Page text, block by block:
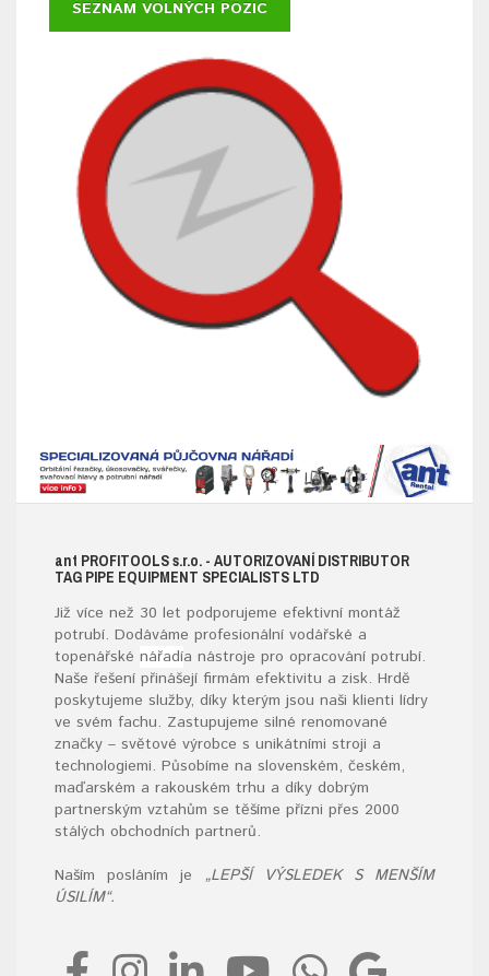
SEZNAM VOLNÝCH POZIC
ant PROFITOOLSs.r.o. - AUTORIZOVANÍ DISTRIBUTOR
TAG PIPE EQUIPMENT SPECIALISTS LTD
Již více než 30 let podporujeme efektivní montáž
potrubí. Dodáváme profesionální vodářské a
topenářské nářadía nástroje pro opracování potrubí.
Naše řešení přinášejí firmám efektivitu a zisk. Hrdě
poskytujeme služby, díky kterým jsou naši klienti lídry
ve svém fachu. Zastupujeme silné renomované
značky – světové výrobce s unikátními stroji a
technologiemi. Působíme na slovenském, českém,
maďarském a rakouském trhu a díky dobrým
partnerským vztahům se těšíme přízni přes 2000
stálých obchodních partnerů.
Naším posláním je „LEPŠÍ VÝSLEDEK S MENŠÍM
ÚSILÍM“.